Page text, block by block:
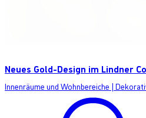
Neues Gold-Design im Lindner
Innenräume und Wohnbereiche |